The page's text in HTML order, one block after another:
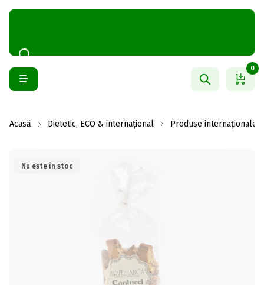
0
Acasă Dietetic, ECO & internațional Produse internaționale
Nu este în stoc